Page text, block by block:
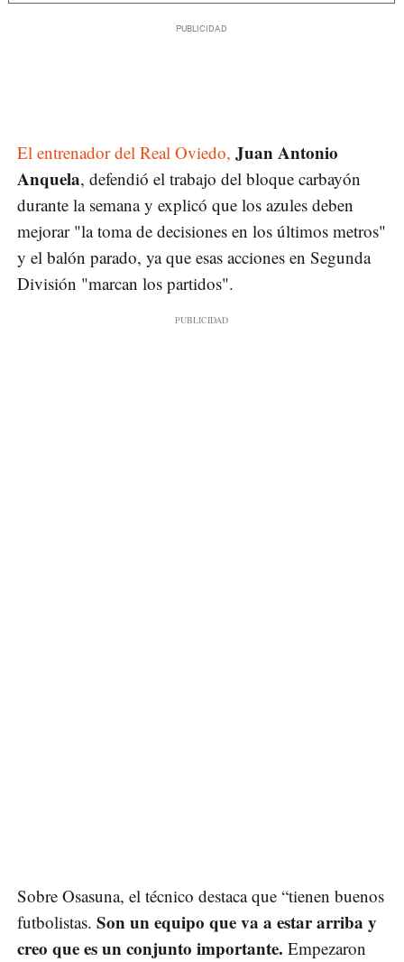
El entrenador del Real Oviedo, Juan Antonio
Anquela, defendió el trabajo del bloque carbayón
durante la semana y explicó que los azules deben
mejorar "la toma de decisiones en los últimos metros"
y el balón parado, ya que esas acciones en Segunda
División "marcan los partidos".
Sobre Osasuna, el técnico destaca que “tienen buenos
futbolistas. Son un equipo que va a estar arriba y
creo que es un conjunto importante. Empezaron